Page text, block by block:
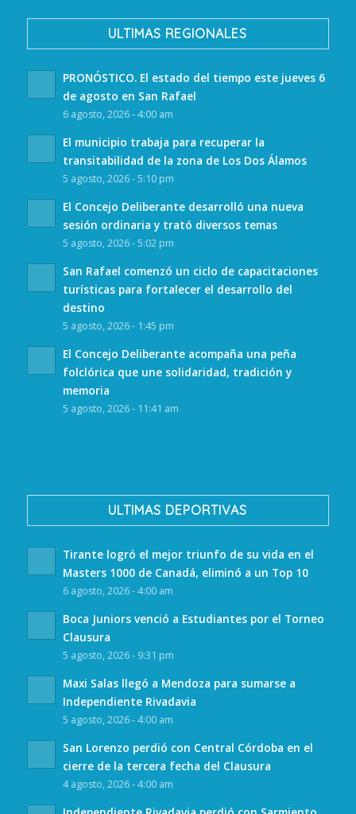
ULTIMAS REGIONALES
PRONÓSTICO. El estado del tiempo este jueves 6
de agosto en San Rafael
6 agosto, 2026 - 4:00 am
El municipio trabaja para recuperar la
transitabilidad de la zona de Los Dos Álamos
5 agosto, 2026 - 5:10 pm
El Concejo Deliberante desarrolló una nueva
sesión ordinaria y trató diversos temas
5 agosto, 2026 - 5:02 pm
San Rafael comenzó un ciclo de capacitaciones
turísticas para fortalecer el desarrollo del
destino
5 agosto, 2026 - 1:45 pm
El Concejo Deliberante acompaña una peña
folclórica que une solidaridad, tradición y
memoria
5 agosto, 2026 - 11:41 am
ULTIMAS DEPORTIVAS
Tirante logró el mejor triunfo de su vida en el
Masters 1000 de Canadá, eliminó a un Top 10
6 agosto, 2026 - 4:00 am
Boca Juniors venció a Estudiantes por el Torneo
Clausura
5 agosto, 2026 - 9:31 pm
Maxi Salas llegó a Mendoza para sumarse a
Independiente Rivadavia
5 agosto, 2026 - 4:00 am
San Lorenzo perdió con Central Córdoba en el
cierre de la tercera fecha del Clausura
4 agosto, 2026 - 4:00 am